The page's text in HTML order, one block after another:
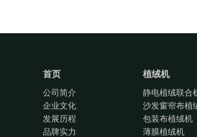
首页
公司简介
企业文化
发展历程
品牌实力
植绒机
静电植绒联合
沙发窗帘布植
包装布植绒机
薄膜植绒机